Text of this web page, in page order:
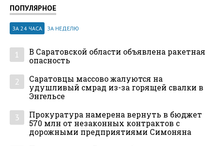
ПОПУЛЯРНОЕ
ЗА 24 ЧАСА ЗА НЕДЕЛЮ
1
В Саратовской области объявлена ракетная
опасность
2
Саратовцы массово жалуются на
удушливый смрад из-за горящей свалки в
Энгельсе
3
Прокуратура намерена вернуть в бюджет
570 млн от незаконных контрактов с
дорожными предприятиями Симоняна